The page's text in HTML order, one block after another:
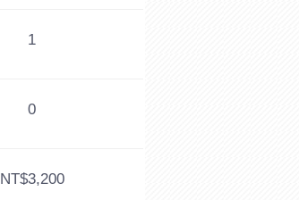
1
0
NT$3,200